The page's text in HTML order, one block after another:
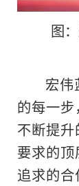
图
宏伟
的每一步
不断提
要求的
追求的